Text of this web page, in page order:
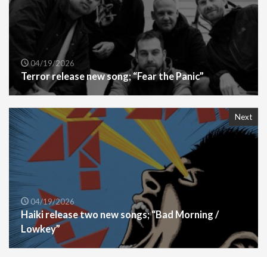
04/19/2026
Terror release new song; “Fear the Panic”
Next
04/19/2026
Haiki release two new songs; “Bad Morning /
Lowkey”